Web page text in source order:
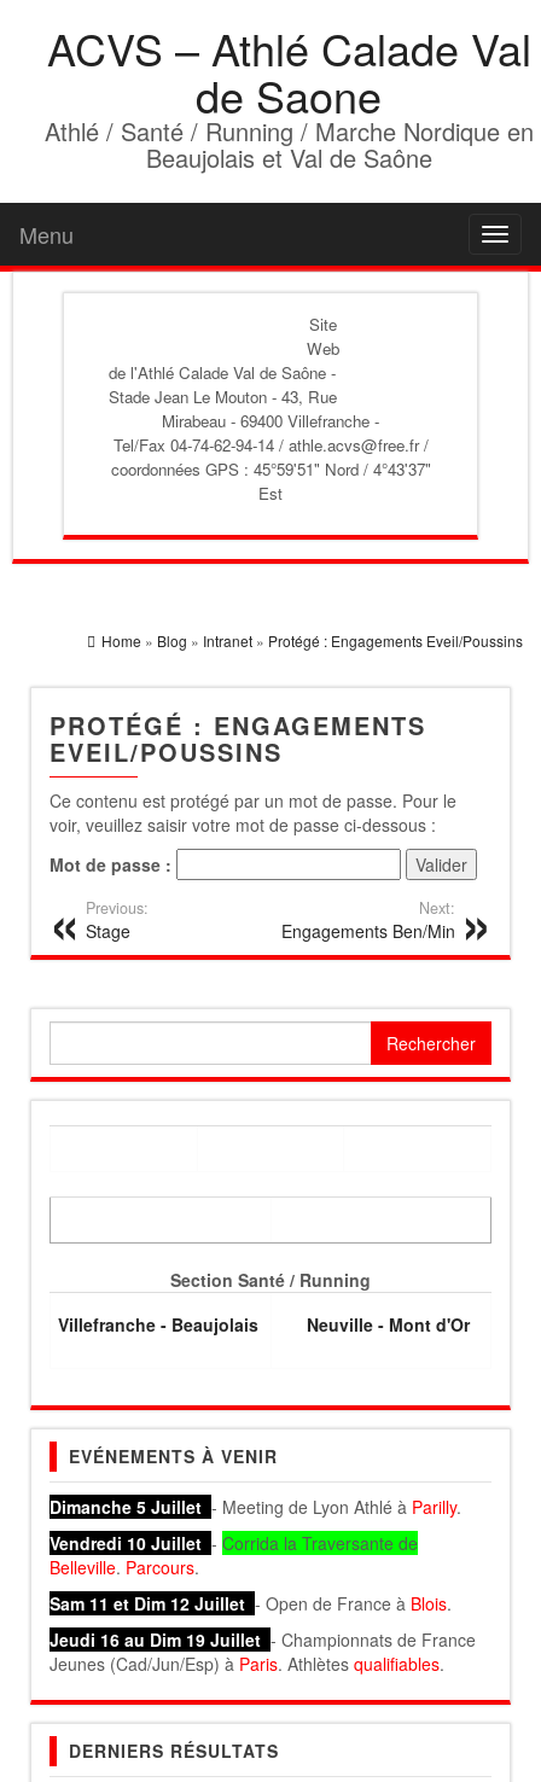
ACVS – Athlé Calade Val
de Saone
Athlé / Santé / Running / Marche Nordique en
Beaujolais et Val de Saône
Menu
Site
Web
de l'Athlé Calade Val de Saône -
Stade Jean Le Mouton - 43, Rue
Mirabeau - 69400 Villefranche -
Tel/Fax 04-74-62-94-14 / athle.acvs@free.fr /
coordonnées GPS : 45°59'51" Nord / 4°43'37"
Est
Home » Blog » Intranet » Protégé : Engagements Eveil/Poussins
PROTÉGÉ : ENGAGEMENTS
EVEIL/POUSSINS
Ce contenu est protégé par un mot de passe. Pour le
voir, veuillez saisir votre mot de passe ci-dessous :
Mot de passe :
Previous:
Stage
Next:
Engagements Ben/Min
Section Santé / Running
Villefranche - Beaujolais
Neuville - Mont d'Or
EVÉNEMENTS À VENIR
Dimanche 5 Juillet - Meeting de Lyon Athlé à Parilly.
Vendredi 10 Juillet - Corrida la Traversante de
Belleville. Parcours.
Sam 11 et Dim 12 Juillet - Open de France à Blois.
Jeudi 16 au Dim 19 Juillet - Championnats de France
Jeunes (Cad/Jun/Esp) à Paris. Athlètes qualifiables.
DERNIERS RÉSULTATS